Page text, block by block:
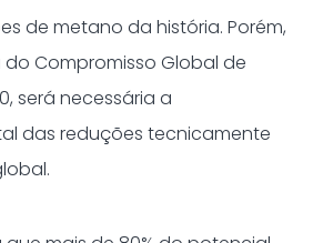
de metano da história. Porém,
Compromisso Global de
será necessária a
das reduções tecnicamente